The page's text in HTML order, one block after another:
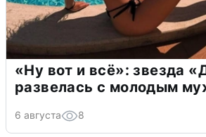
«Ну вот и всё»: звезда
развелась с молодым
6 августа 8